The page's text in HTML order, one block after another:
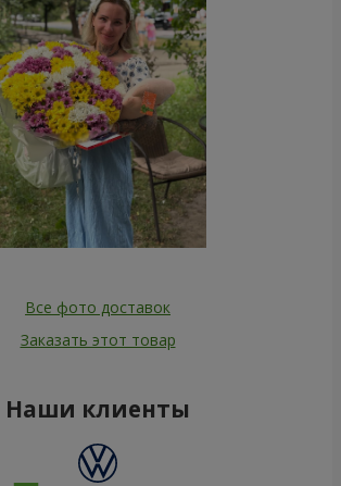
Все фото доставок
Заказать этот товар
Наши клиенты